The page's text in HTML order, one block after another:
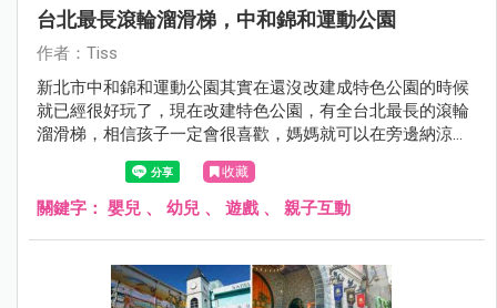
台北最長滾輪溜滑梯，中和錦和運動公園
作者：Tiss
新北市中和錦和運動公園其實在還沒改建成特色公園的時候
就已經很好玩了，現在改建特色公園，有全台北最長的滾輪
溜滑梯，相信孩子一定會很喜歡，媽媽就可以在旁邊納涼
收藏
關鍵字： 嬰兒 、 幼兒 、 遊戲、 親子互動